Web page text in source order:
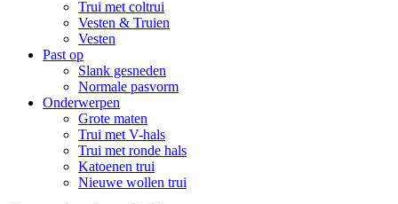
Trui met coltrui
Vesten & Truien
Vesten
Past op
Slank gesneden
Normale pasvorm
Onderwerpen
Grote maten
Trui met V-hals
Trui met ronde hals
Katoenen trui
Nieuwe wollen trui